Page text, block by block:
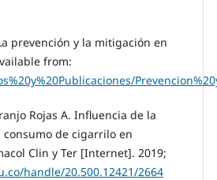
prevención y la mitigación en
from:
Rojas A. Influencia de la
de cigarrilo en
Clin y Ter [Internet]. 2019;
handle/20.500.12421/2664